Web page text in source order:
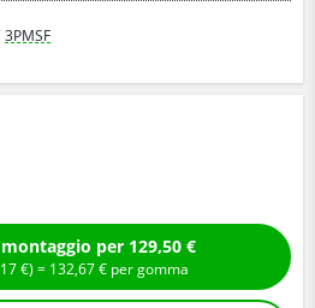
3PMSF
Compra con montaggio per 129,50 €
17€ ) = 132,67€ per gomma